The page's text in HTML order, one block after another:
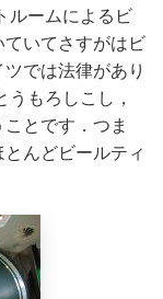
ルームによるビ
いてさすがはビ
では法律があり
もろしこし，
とです．つま
んどビールティ